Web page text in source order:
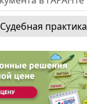
Судебная практика